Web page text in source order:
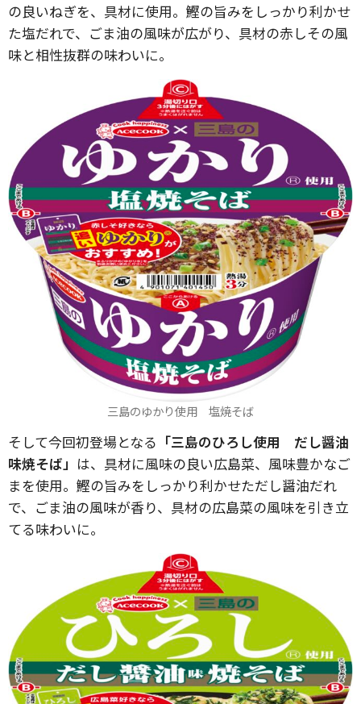
の良いねぎを、具材に使用。鰹の旨みをしっかり利かせ
た塩だれで、ごま油の風味が広がり、具材の赤しその風
味と相性抜群の味わいに。
三島のゆかり使用 塩焼そば
そして今回初登場となる 「三島のひろし使用 だし醤油
味焼そば」 は、具材に風味の良い広島菜、風味豊かなご
まを使用。鰹の旨みをしっかり利かせただし醤油だれ
で、ごま油の風味が香り、具材の広島菜の風味を引き立
てる味わいに。